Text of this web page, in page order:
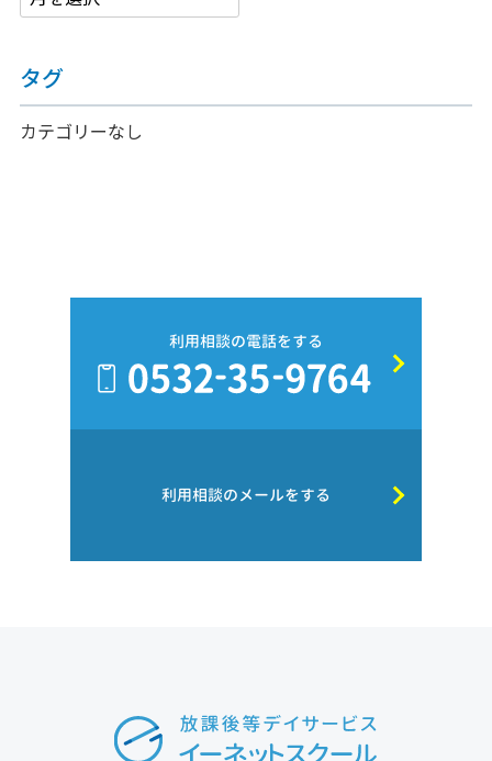
タグ
カテゴリーなし
利用相談の電話をする
利用相談のメールをする